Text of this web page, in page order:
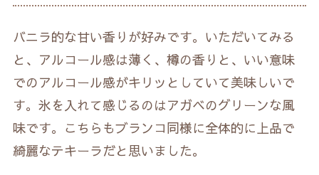
バニラ的な甘い香りが好みです。いただいてみる
と、アルコール感は薄く、樽の香りと、いい意味
でのアルコール感がキリッとしていて美味しいで
す。氷を入れて感じるのはアガベのグリーンな風
味です。こちらもブランコ同様に全体的に上品で
綺麗なテキーラだと思いました。